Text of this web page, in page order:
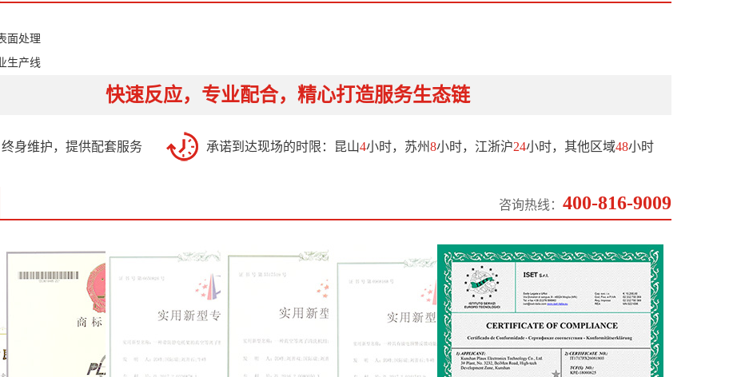
面处理
生产线
快速反应，专业配合，精心打造服务生态链
身维护，提供配套服务 承诺到达现场的时限：昆山4小时，苏州8小时，江浙沪24小时，其他区域48小时
咨询热线： 400-816-9009